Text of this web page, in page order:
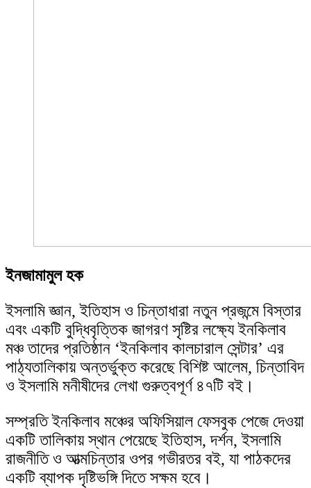
ইনজামামুল হক
ইসলামি জ্ঞান, ইতিহাস ও চিন্তাধারা নতুন প্রজন্মে বিস্তার
এবং একটি বুদ্ধিবৃত্তিক জাগরণ সৃষ্টির লক্ষ্যে ইনকিলাব
মঞ্চ তাদের প্রতিষ্ঠান ‘ইনকিলাব কালচারাল সেন্টার’ এর
পাঠ্যতালিকায় অন্তর্ভুক্ত করেছে বিশিষ্ট আলেম, চিন্তাবিদ
ও ইসলামি মনীষীদের লেখা গুরুত্বপূর্ণ ৪৭টি বই।
সম্প্রতি ইনকিলাব মঞ্চের অফিসিয়াল ফেসবুক পেজে দেওয়া
একটি তালিকায় স্থান পেয়েছে ইতিহাস, দর্শন, ইসলামি
রাজনীতি ও আত্মচিন্তার ওপর গভীরতর বই, যা পাঠকদের
একটি ব্যাপক দৃষ্টিভঙ্গি দিতে সক্ষম হবে।